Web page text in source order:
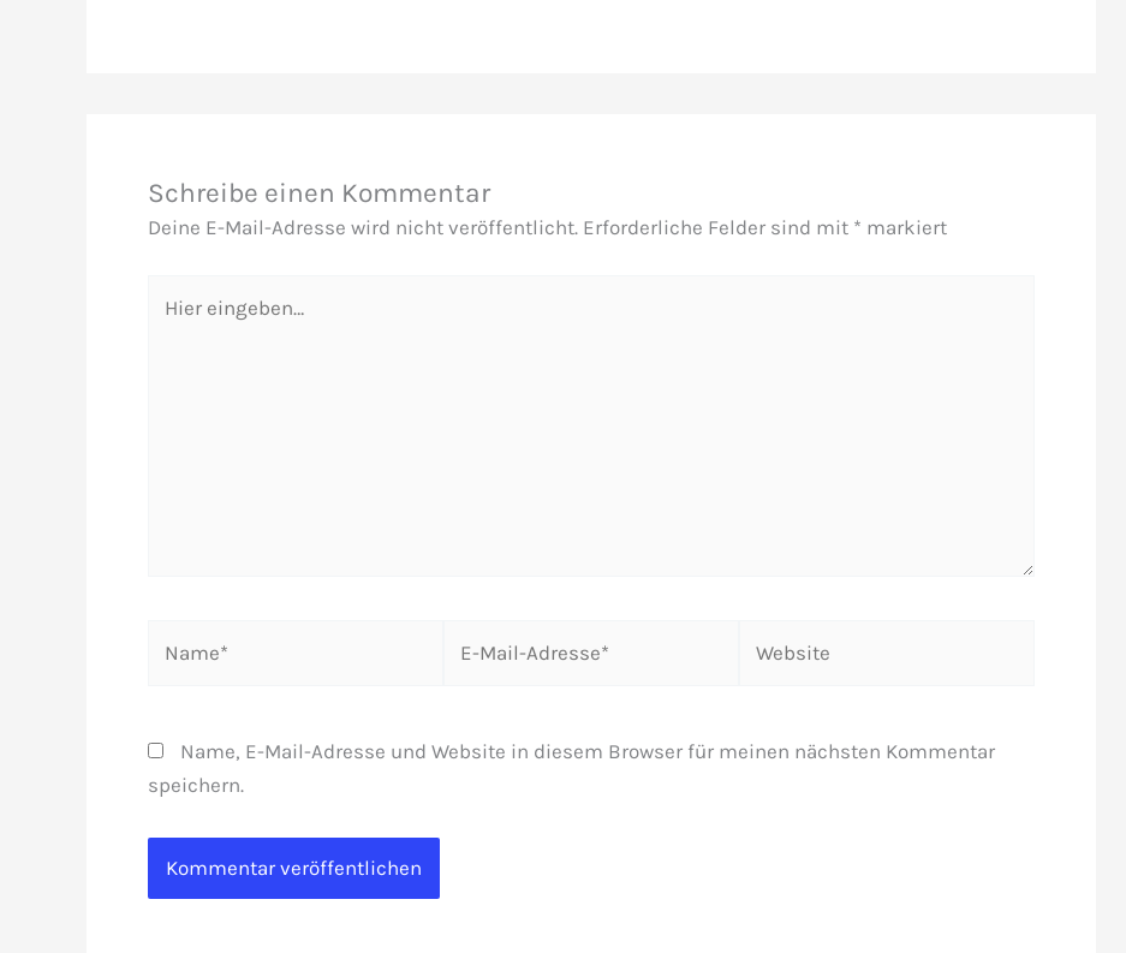
Schreibe einen Kommentar
Deine E-Mail-Adresse wird nicht veröffentlicht. Erforderliche Felder sind mit * markiert
eingeben…
Name, E-Mail-Adresse und Website in diesem Browser für meinen nächsten Kommentar
speichern.